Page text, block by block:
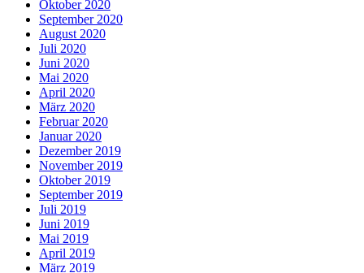
Oktober 2020
September 2020
August 2020
Juli 2020
Juni 2020
Mai 2020
April 2020
März 2020
Februar 2020
Januar 2020
Dezember 2019
November 2019
Oktober 2019
September 2019
Juli 2019
Juni 2019
Mai 2019
April 2019
März 2019